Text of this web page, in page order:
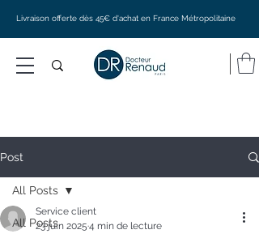
Livraison offerte dès 45€ d'achat en France Métropolitaine
Post
All Posts
All Posts
Service client
23 juin 2025 4 min de lecture